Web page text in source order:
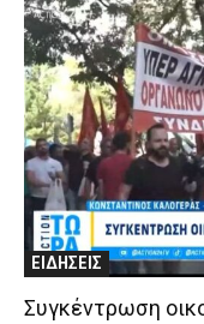
ΕΙΔΗΣΕΙΣ
Συγκέντρωση